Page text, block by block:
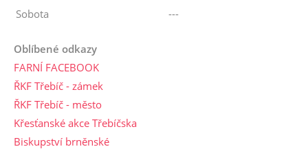
Sobota
---
Oblíbené odkazy
FARNÍ FACEBOOK
ŘKF Třebíč - zámek
ŘKF Třebíč - město
Křesťanské akce Třebíčska
Biskupství brněnské